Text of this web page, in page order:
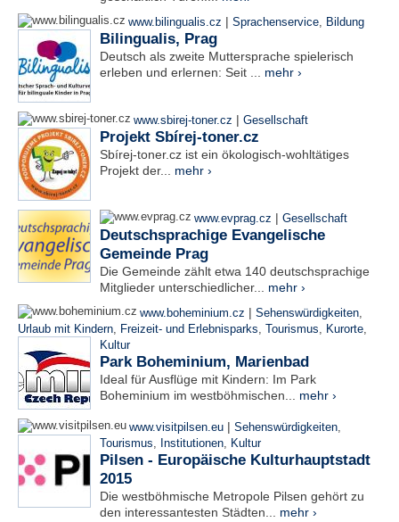
www.bilingualis.cz | Sprachenservice, Bildung
Bilingualis, Prag
Deutsch als zweite Muttersprache spielerisch
erleben und erlernen: Seit ... mehr ›
www.sbirej-toner.cz | Gesellschaft
Projekt Sbírej-toner.cz
Sbírej-toner.cz ist ein ökologisch-wohltätiges
Projekt der... mehr ›
www.evprag.cz | Gesellschaft
Deutschsprachige Evangelische
Gemeinde Prag
Die Gemeinde zählt etwa 140 deutschsprachige
Mitglieder unterschiedlicher... mehr ›
www.boheminium.cz | Sehenswürdigkeiten,
Urlaub mit Kindern, Freizeit- und Erlebnisparks, Tourismus, Kurorte,
Kultur
Park Boheminium, Marienbad
Ideal für Ausflüge mit Kindern: Im Park
Boheminium im westböhmischen... mehr ›
www.visitpilsen.eu | Sehenswürdigkeiten,
Tourismus, Institutionen, Kultur
Pilsen - Europäische Kulturhauptstadt
2015
Die westböhmische Metropole Pilsen gehört zu
den interessantesten Städten... mehr ›